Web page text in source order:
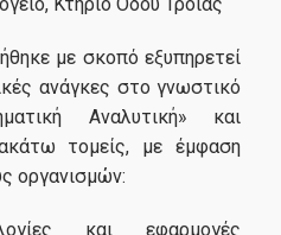
με σκοπό εξυπηρετεί
ανάγκες στο γνωστικό
Αναλυτική» και
τομείς, με έμφαση
οργανισμών:
και εφαρμογές